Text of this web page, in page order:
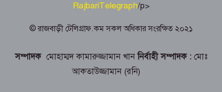
পালনে দিনব্যাপী নানা কর্মসূচি
গোয়ালন্দে সোয়া কোটি টাকার সড়কে দুই
মাসেই ধস, নিম্নমানের কাজের অভিযোগ
RajbariTelegraph/p>
© রাজবাড়ী টেলিগ্রাফ.কম সকল অধিকার সংরক্ষিত ২০২১
সম্পাদক মোহাম্মদ কামারুজ্জামান খাননির্বাহী সম্পাদক :মোঃ
আকতাউজ্জামান (রনি)